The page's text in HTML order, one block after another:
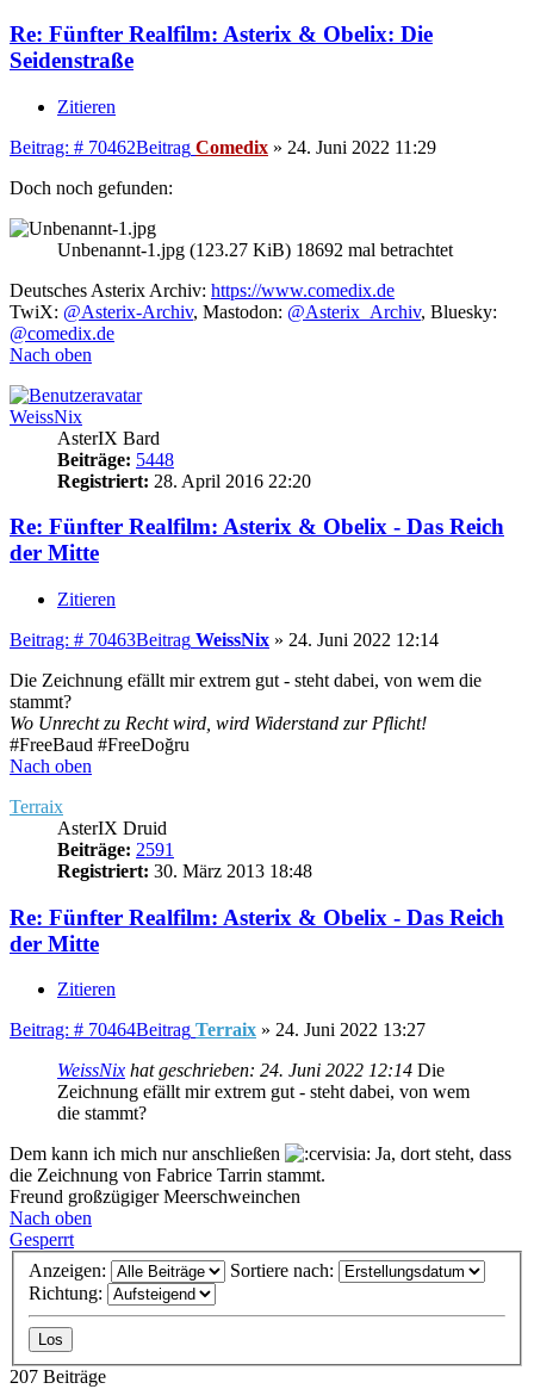
Re: Fünfter Realfilm: Asterix & Obelix: Die
Seidenstraße
Zitieren
Beitrag: # 70462Beitrag Comedix » 24. Juni 2022 11:29
Doch noch gefunden:
Unbenannt-1.jpg (123.27 KiB) 18692 mal betrachtet
Deutsches Asterix Archiv: https://www.comedix.de
TwiX: @Asterix-Archiv, Mastodon: @Asterix_Archiv, Bluesky:
@comedix.de
Nach oben
WeissNix
AsterIX Bard
Beiträge: 5448
Registriert: 28. April 2016 22:20
Re: Fünfter Realfilm: Asterix & Obelix - Das Reich
der Mitte
Zitieren
Beitrag: # 70463Beitrag WeissNix » 24. Juni 2022 12:14
Die Zeichnung efällt mir extrem gut - steht dabei, von wem die
stammt?
Wo Unrecht zu Recht wird, wird Widerstand zur Pflicht!
#FreeBaud #FreeDoğru
Nach oben
Terraix
AsterIX Druid
Beiträge: 2591
Registriert: 30. März 2013 18:48
Re: Fünfter Realfilm: Asterix & Obelix - Das Reich
der Mitte
Zitieren
Beitrag: # 70464Beitrag Terraix » 24. Juni 2022 13:27
WeissNix hat geschrieben: 24. Juni 2022 12:14 Die
Zeichnung efällt mir extrem gut - steht dabei, von wem
die stammt?
Dem kann ich mich nur anschließen
Ja, dort steht, dass
die Zeichnung von Fabrice Tarrin stammt.
Freund großzügiger Meerschweinchen
Nach oben
Gesperrt
Anzeigen:
Sortiere nach:
Richtung:
207 Beiträge